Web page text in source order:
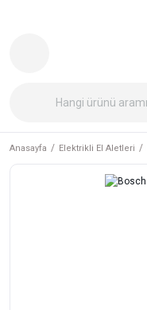
Anasayfa Elektrikli El Aletleri